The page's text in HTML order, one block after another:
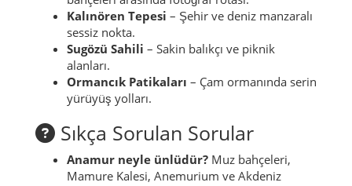
Kalınören Tepesi – Şehir ve deniz manzaralı
sessiz nokta.
Sugözü Sahili – Sakin balıkçı ve piknik
alanları.
Ormancık Patikaları – Çam ormanında serin
yürüyüş yolları.
Sıkça Sorulan Sorular
Anamur neyle ünlüdür? Muz bahçeleri,
Mamure Kalesi, Anemurium ve Akdeniz